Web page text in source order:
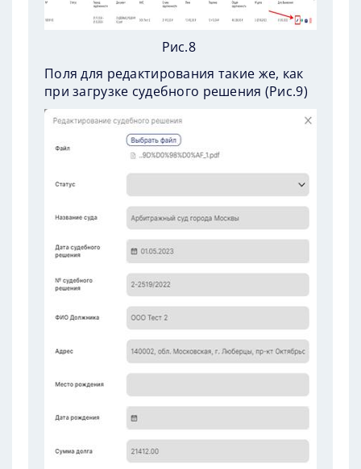
Рис.8
Поля для редактирования такие же, как
при загрузке судебного решения (Рис.9)